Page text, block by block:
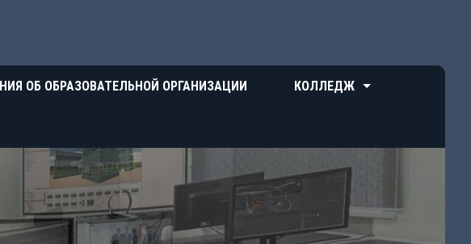
ОБ ОБРАЗОВАТЕЛЬНОЙ ОРГАНИЗАЦИИ КОЛЛЕДЖ